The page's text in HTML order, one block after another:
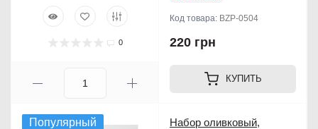
0
Код товара: BZP-0504
220 грн
КУПИТЬ
Популярный
Набор оливковый,